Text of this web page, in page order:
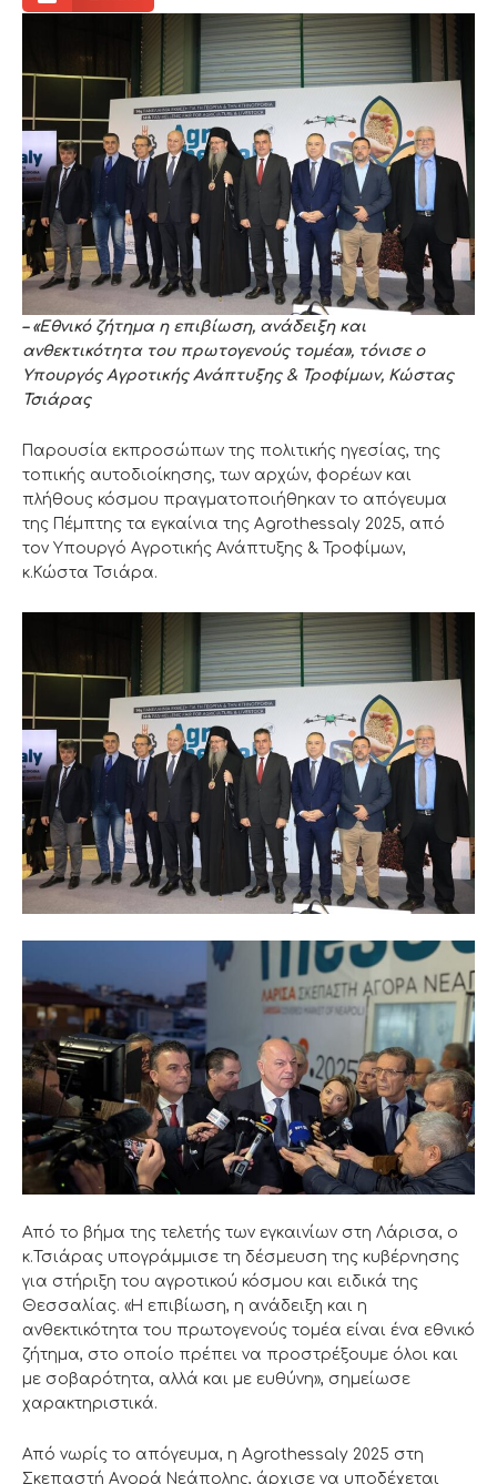
– «Εθνικό ζήτημα η επιβίωση, ανάδειξη και
ανθεκτικότητα του πρωτογενούς τομέα», τόνισε ο
Υπουργός Αγροτικής Ανάπτυξης & Τροφίμων, Κώστας
Τσιάρας
Παρουσία εκπροσώπων της πολιτικής ηγεσίας, της
τοπικής αυτοδιοίκησης, των αρχών, φορέων και
πλήθους κόσμου πραγματοποιήθηκαν το απόγευμα
της Πέμπτης τα εγκαίνια της Agrothessaly 2025, από
τον Υπουργό Αγροτικής Ανάπτυξης & Τροφίμων,
κ.Κώστα Τσιάρα.
Από το βήμα της τελετής των εγκαινίων στη Λάρισα, ο
κ.Τσιάρας υπογράμμισε τη δέσμευση της κυβέρνησης
για στήριξη του αγροτικού κόσμου και ειδικά της
Θεσσαλίας. «Η επιβίωση, η ανάδειξη και η
ανθεκτικότητα του πρωτογενούς τομέα είναι ένα εθνικό
ζήτημα, στο οποίο πρέπει να προστρέξουμε όλοι και
με σοβαρότητα, αλλά και με ευθύνη», σημείωσε
χαρακτηριστικά.
Από νωρίς το απόγευμα, η Agrothessaly 2025 στη
Σκεπαστή Αγορά Νεάπολης, άρχισε να υποδέχεται